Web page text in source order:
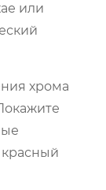
или
хрома
красный